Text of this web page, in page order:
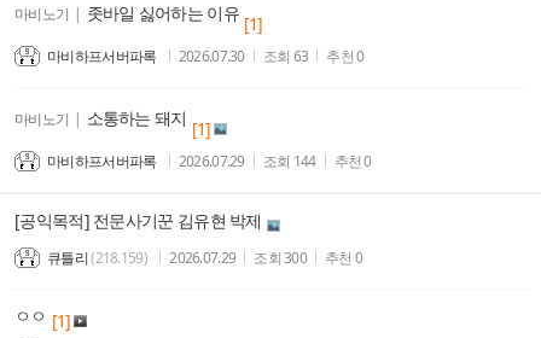
마비노기 | 좃바일 싫어하는 이유 [1]
마비하프서버파록 2026.07.30 조회 63 추천0
마비노기 | 소통하는 돼지 [1]
마비하프서버파록 2026.07.29 조회 144 추천0
[공익목적] 전문사기꾼 김유현 박제
큐틀리(218.159) 2026.07.29 조회300 추천 0
ㅇㅇ [1]